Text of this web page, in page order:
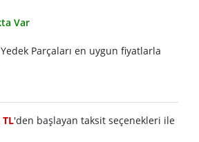
Var
Parçaları en uygun fiyatlarla
TL'den başlayan taksit seçenekleri ile